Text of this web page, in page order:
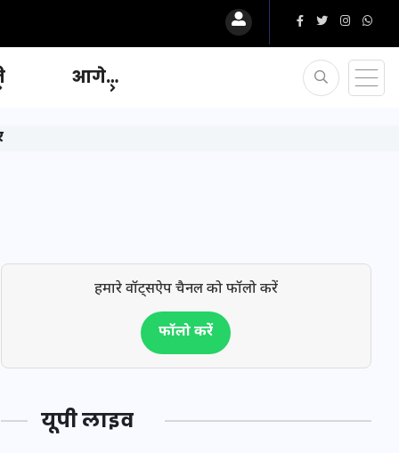
आगे…
हमारे वॉट्सऐप चैनल को फॉलो करें
फॉलो करें
यूपी लाइव